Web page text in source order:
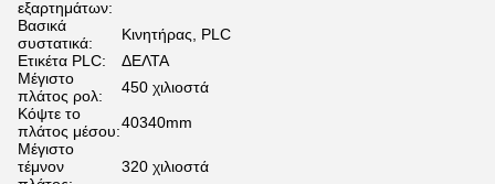
εξαρτημάτων:
Βασικά
συστατικά:
Κινητήρας, PLC
Ετικέτα PLC:
ΔΕΛΤΑ
Μέγιστο
πλάτος ρολ:
450 χιλιοστά
Κόψτε το
πλάτος μέσου:40340mm
Μέγιστο
τέμνον
320 χιλιοστά